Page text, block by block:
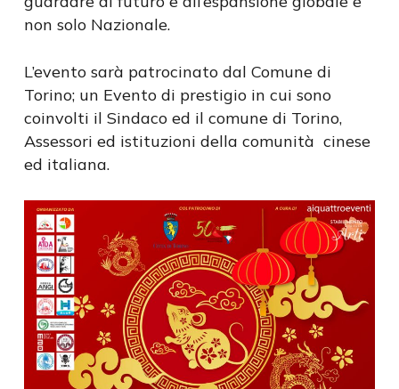
non solo Nazionale.
L’evento sarà patrocinato dal Comune di
Torino; un Evento di prestigio in cui sono
coinvolti il Sindaco ed il comune di Torino,
Assessori ed istituzioni della comunità cinese
ed italiana.